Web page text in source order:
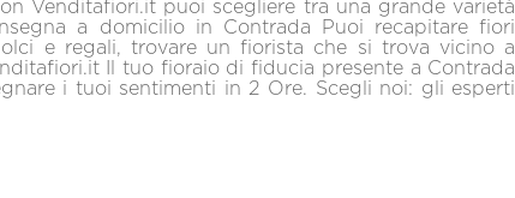
Venditafiori.it puoi scegliere tra una grande varietà
a domicilio in Contrada Puoi recapitare fiori
e regali, trovare un fiorista che si trova vicino a
Il tuo fioraio di fiducia presente a Contrada
i tuoi sentimenti in 2 Ore. Scegli noi: gli esperti